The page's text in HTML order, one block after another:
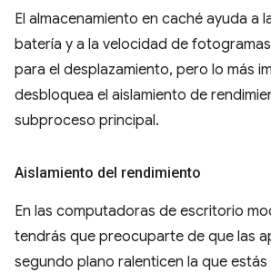
El almacenamiento en caché ayuda a
batería y a la velocidad de
para el desplazamiento, pero lo más
desbloquea el aislamiento de
subproceso principal.
Aislamiento del rendimiento
En las computadoras de escritorio
tendrás que preocuparte de que las
segundo plano ralenticen la que